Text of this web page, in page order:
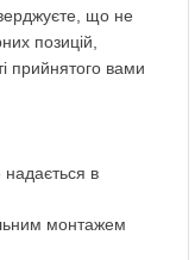
що не
позицій,
прийнятого вами
надається в
монтажем